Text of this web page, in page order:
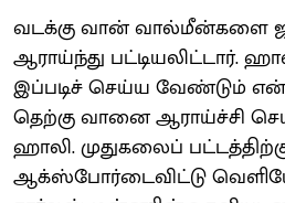
வடக்கு வான் வால்மீன்களை
ஆராய்ந்து பட்டியலிட்டார்.
இப்படிச் செய்ய வேண்டும்
தெற்கு வானை ஆராய்ச்சி
ஹாலி. முதுகலைப்
ஆக்ஸ்போர்டைவிட்டு